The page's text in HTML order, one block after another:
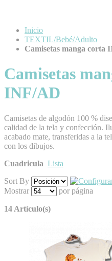
Inicio
TEXTIL/Bebé/Adulto
Camisetas manga corta
Camisetas
INF/AD
Camisetas de algodón 100 %
calidad de la tela y confección.
acabado mate, transferidas a la
con los dibujos.
Cuadricula Lista
Sort By
Mostrar
por página
14 Artículo(s)